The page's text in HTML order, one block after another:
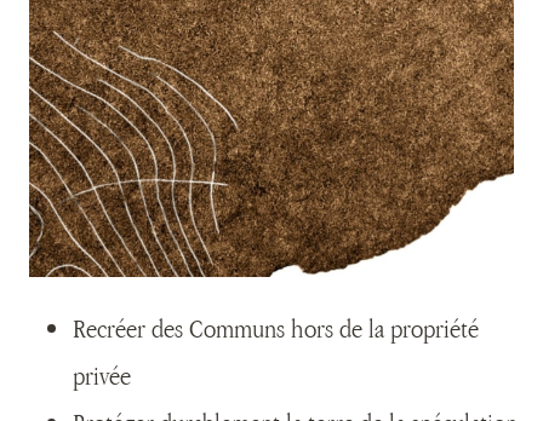
Recréer des Communs hors de la propriété
privée